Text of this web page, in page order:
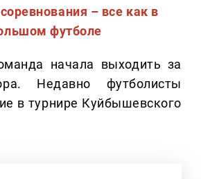
– все как в
футболе
начала выходить за
Недавно футболисты
в турнире Куйбышевского